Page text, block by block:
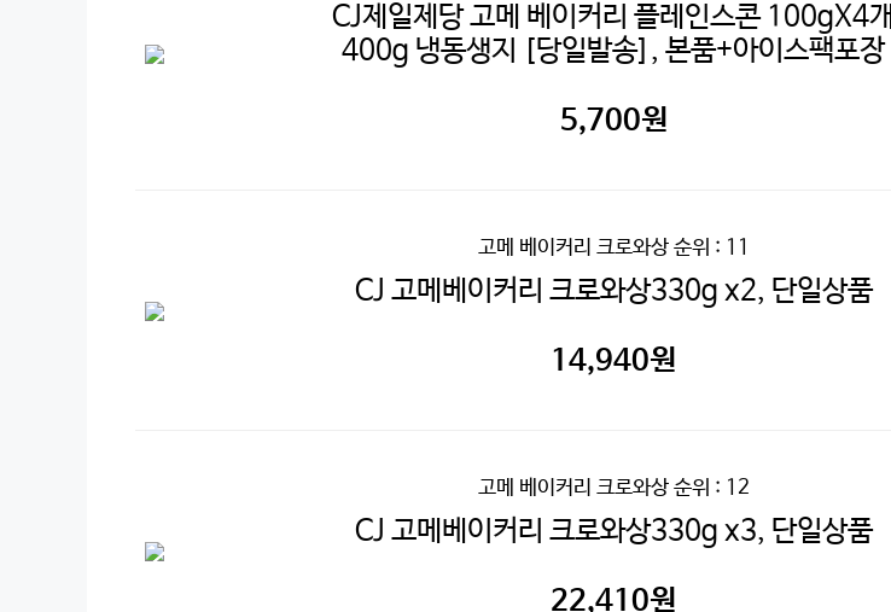
CJ제일제당 고메 베이커리 플레인스콘 100gX4개
400g 냉동생지 [당일발송], 본품+아이스팩포장
5,700원
고메 베이커리 크로와상순위 : 11
CJ 고메베이커리 크로와상330g x2, 단일상품
14,940원
고메 베이커리 크로와상순위 : 12
CJ 고메베이커리 크로와상330g x3, 단일상품
22,410원